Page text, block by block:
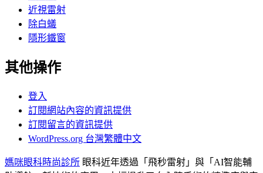
近視雷射
除白蟻
隱形鐵窗
其他操作
登入
訂閱網站內容的資訊提供
訂閱留言的資訊提供
WordPress.org 台灣繁體中文
媽咪眼科時尚診所 眼科近年透過「飛秒雷射」與「AI智能輔